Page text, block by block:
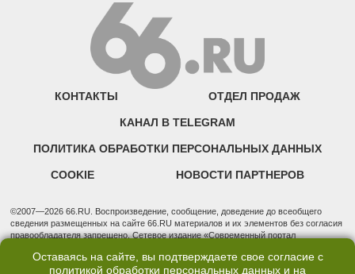
КОНТАКТЫ ОТДЕЛ ПРОДАЖ
КАНАЛ В TELEGRAM
ПОЛИТИКА ОБРАБОТКИ ПЕРСОНАЛЬНЫХ ДАННЫХ
COOKIE НОВОСТИ ПАРТНЕРОВ
©2007—2026 66.RU. Воспроизведение, сообщение, доведение до всеобщего
сведения размещенных на сайте 66.RU материалов и их элементов без согласия
правообладателя запрещено. Сетевое издание «Современный портал
надзору в сфере связи, информационных технологий и массовых коммуникаций
(Роскомнадзор). Регистрационный номер ЭЛ № ФС 77 - 76634 от 02.09.2019
Оставаясь на сайте, вы подтверждаете свое согласие с
политикой обработки персональных данных и на